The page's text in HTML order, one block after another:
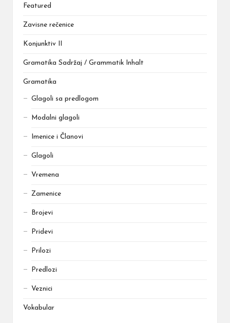
Featured
Zavisne rečenice
Konjunktiv II
Gramatika Sadržaj / Grammatik Inhalt
Gramatika
Glagoli sa predlogom
Modalni glagoli
Imenice i Članovi
Glagoli
Vremena
Zamenice
Brojevi
Pridevi
Prilozi
Predlozi
Veznici
Vokabular